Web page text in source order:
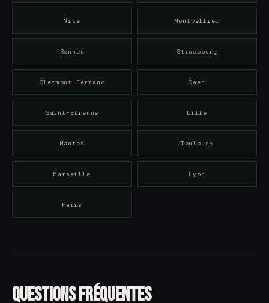
Nice Montpellier
Rennes Strasbourg
Clermont-Ferrand Caen
Saint-Etienne Lille
Nantes Toulouse
Marseille Lyon
Paris
Questions fréquentes